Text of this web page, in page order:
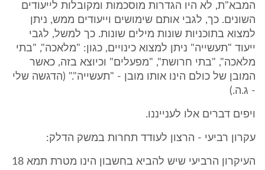
המבא"ת, לא היו הגדרות מוסכמות ומקובלות לייעודים
השונים. כך, לגבי אותם שימושים וייעודים ממש, ניתן
למצוא בתוכניות שונות מילים שונות. כך למשל, לגבי
ייעוד "תעשייה" ניתן למצוא כינויים, כגון: "מלאכה", "בתי
מלאכה", "בתי חרושת", "מפעלים" וכיוצא בזה, כאשר
המובן של כולם הינו אותו מובן - "תעשייה"." (הדגשה שלי
- ג.ה.)
ויפים דברים אלו לענייננו.
עקרון רביעי - הרצון לעודד תחרות במשק הדלק:
העיקרון הרביעי שיש להביא בחשבון הינו מטרת תמא 18